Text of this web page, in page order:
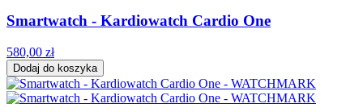
Smartwatch - Kardiowatch Cardio One
580,00 zł
Dodaj do koszyka